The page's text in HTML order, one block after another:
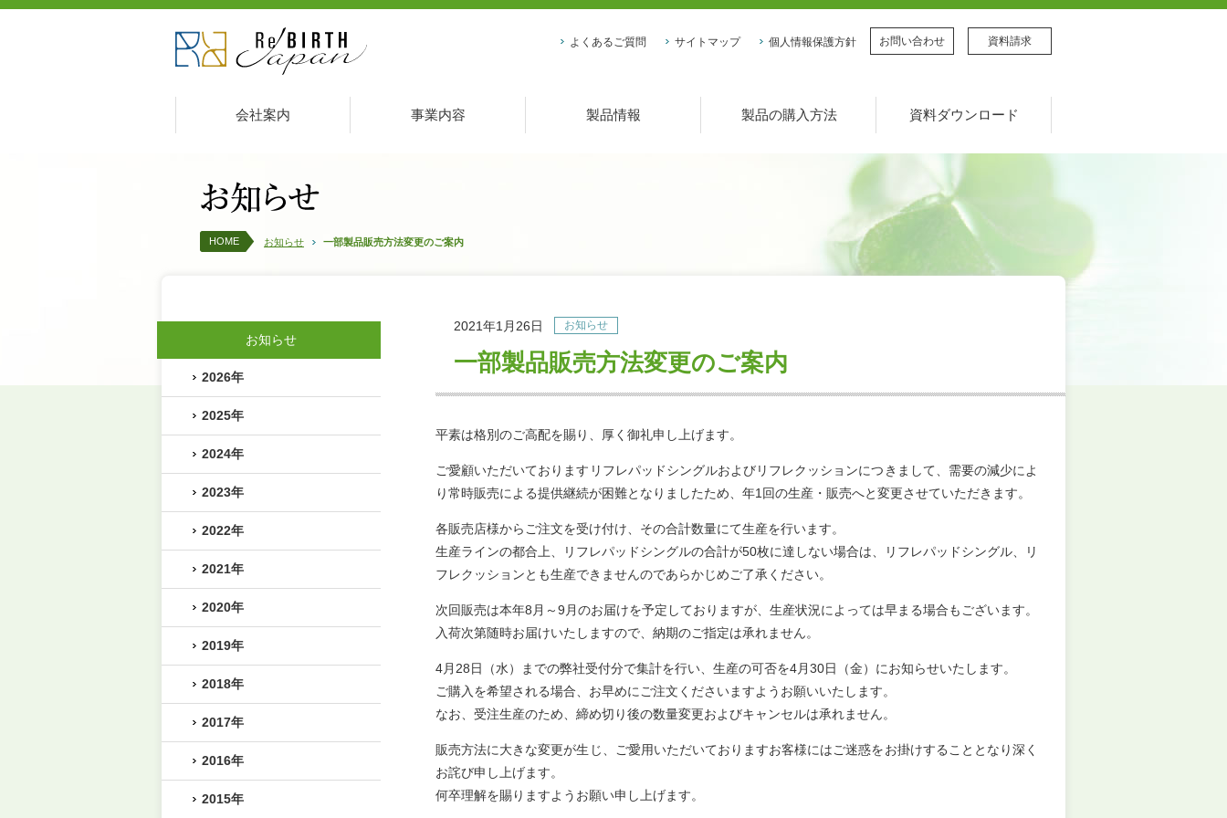
会社案内 事業内容 製品情報 製品の購入方法 資料ダウンロード
よくあるご質問 サイトマップ 個人情報保護方針 お問い合わせ 資料請求
HOME お知らせ 一部製品販売方法変更のご案内
一部製品販売方法変更のご案内
お知らせ
2021年1月26日
平素は格別のご高配を賜り、厚く御礼申し上げます。
ご愛顧いただいておりますリフレパッドシングルおよびリフレクッションにつきまして、需要の減少によ
り常時販売による提供継続が困難となりましたため、年1回の生産・販売へと変更させていただきます。
各販売店様からご注文を受け付け、その合計数量にて生産を行います。
生産ラインの都合上、リフレパッドシングルの合計が50枚に達しない場合は、リフレパッドシングル、リ
フレクッションとも生産できませんのであらかじめご了承ください。
次回販売は本年8月～9月のお届けを予定しておりますが、生産状況によっては早まる場合もございます。
入荷次第随時お届けいたしますので、納期のご指定は承れません。
4月28日（水）までの弊社受付分で集計を行い、生産の可否を4月30日（金）にお知らせいたします。
ご購入を希望される場合、お早めにご注文くださいますようお願いいたします。
なお、受注生産のため、締め切り後の数量変更およびキャンセルは承れません。
販売方法に大きな変更が生じ、ご愛用いただいておりますお客様にはご迷惑をお掛けすることとなり深く
お詫び申し上げます。
何卒理解を賜りますようお願い申し上げます。
お知らせ
2026年
2025年
2024年
2023年
2022年
2021年
2020年
2019年
2018年
2017年
2016年
2015年